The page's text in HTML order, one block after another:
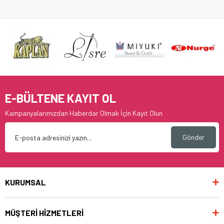
E-BÜLTENE KAYIT OL
Kampanyalarımızdan Haberdar Olmak İçin Kayıt Olun
Gönder
KURUMSAL
MÜŞTERİ HİZMETLERİ